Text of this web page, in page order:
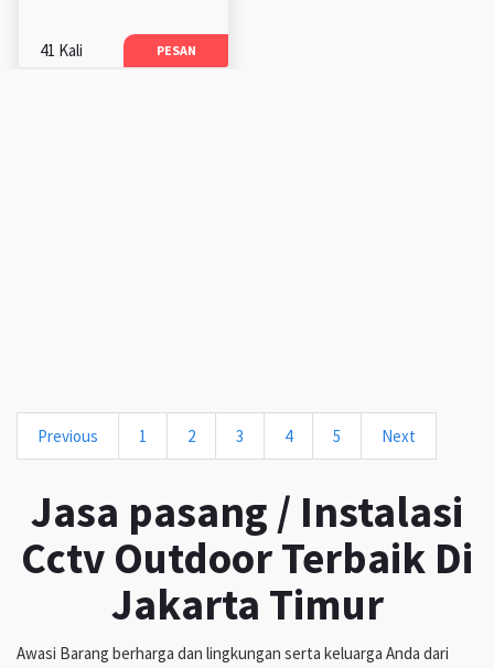
41 Kali PESAN
Previous 1 2 3 4 5 Next
Jasa pasang / Instalasi
Cctv Outdoor Terbaik Di
Jakarta Timur
Awasi Barang berharga dan lingkungan serta keluarga Anda dari